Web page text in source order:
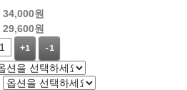
34,000원
29,600원
+1 -1